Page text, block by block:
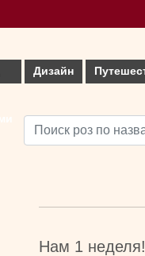
Дизайн
Нам 1